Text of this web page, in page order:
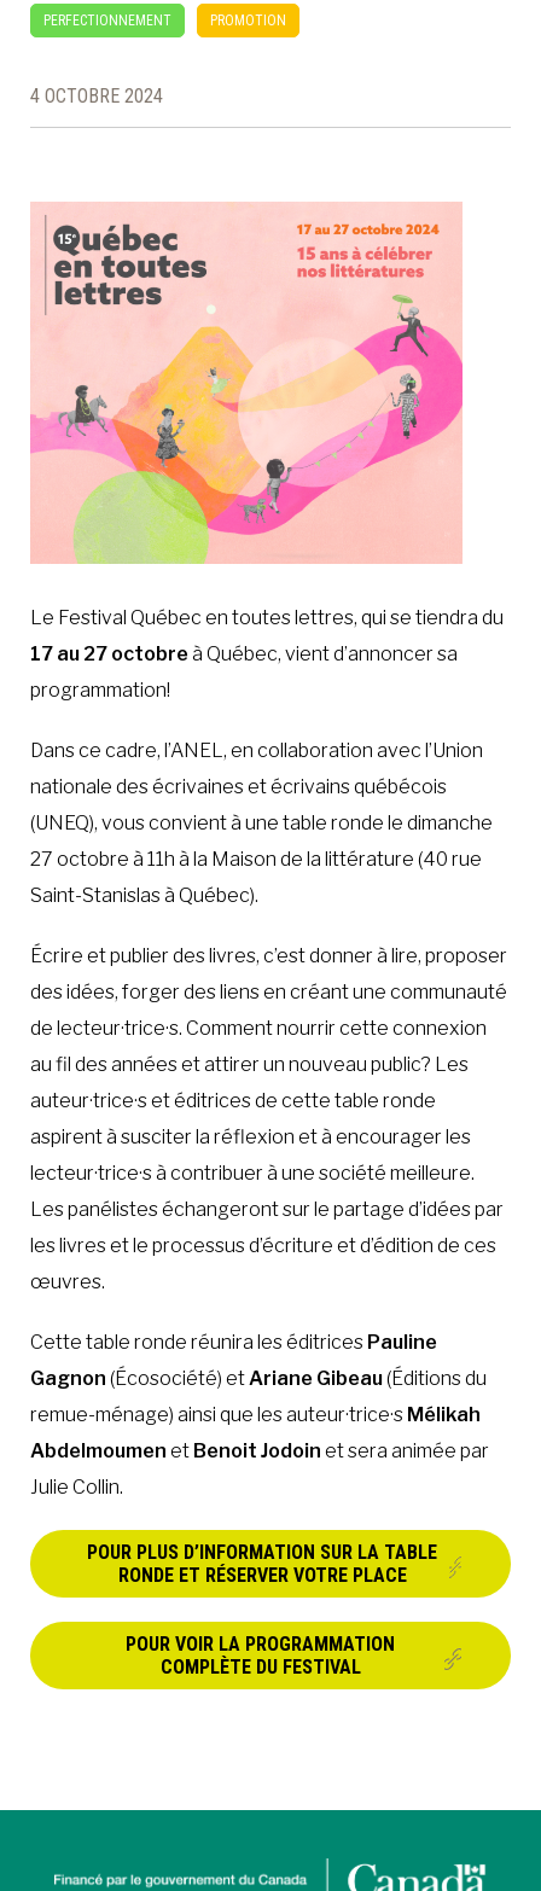
PERFECTIONNEMENT PROMOTION
4 OCTOBRE 2024
Le Festival Québec en toutes lettres, qui se tiendra du
17 au 27 octobre à Québec, vient d’annoncer sa
programmation!
Dans ce cadre, l’ANEL, en collaboration avec l’Union
nationale des écrivaines et écrivains québécois
(UNEQ), vous convient à une table ronde le dimanche
27 octobre à 11h à la Maison de la littérature (40 rue
Saint-Stanislas à Québec).
Écrire et publier des livres, c’est donner à lire, proposer
des idées, forger des liens en créant une communauté
de lecteur·trice·s. Comment nourrir cette connexion
au fil des années et attirer un nouveau public? Les
auteur·trice·s et éditrices de cette table ronde
aspirent à susciter la réflexion et à encourager les
lecteur·trice·s à contribuer à une société meilleure.
Les panélistes échangeront sur le partage d’idées par
les livres et le processus d’écriture et d’édition de ces
œuvres.
Cette table ronde réunira les éditrices Pauline
Gagnon (Écosociété) etAriane Gibeau(Éditions du
remue-ménage) ainsi que les auteur·trice·s Mélikah
Abdelmoumen et Benoit Jodoin et sera animée par
Julie Collin.
POUR PLUS D’INFORMATION SUR LA TABLE
RONDE ET RÉSERVER VOTRE PLACE
POUR VOIR LA PROGRAMMATION
COMPLÈTE DU FESTIVAL